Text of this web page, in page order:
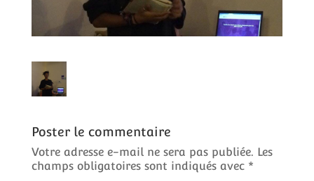
Poster le commentaire
Votre adresse e-mail ne sera pas publiée. Les
champs obligatoires sont indiqués avec *